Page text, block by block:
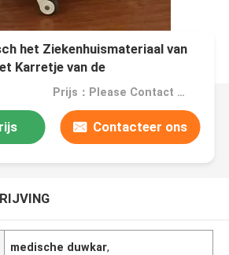
het Ziekenhuismateriaal van
Karretje van de
inpakken
Prijs：Please Contact Us For The Price
Contacteer ons
medische duwkar,